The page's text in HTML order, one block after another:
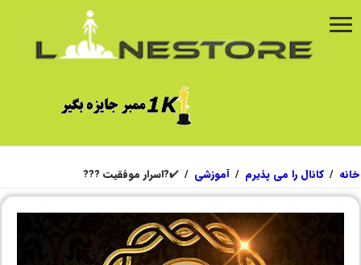
خانه / کانال را می پذیرم / آموزشی / ✔️?اسرار موفقیت ???